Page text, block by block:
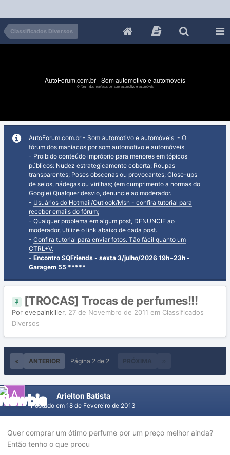
Classificados Diversos
AutoForum.com.br - Som automotivo e automóveis
O fórum dos maníacos por som automotivo e automóveis
AutoForum.com.br - Som automotivo e automóveis - O
fórum dos maníacos por som automotivo e automóveis
- Proibido conteúdo impróprio para menores em tópicos
públicos: Nudez estrategicamente coberta; Roupas
transparentes; Poses obscenas ou provocantes; Close-ups
de seios, nádegas ou virilhas; (em cumprimento a normas do
Google) Qualquer desvio, denuncie ao moderador.
- Usuários do Hotmail/Outlook/Msn - confira tutorial para
receber emails do fórum;
- Qualquer problema em algum post, DENUNCIE ao
moderador, utilize o link abaixo de cada post.
- Confira tutorial para enviar fotos. Tão fácil quanto um
CTRL+V.
- Encontro SQFriends - sexta 3/julho/2026 19h~23h -
Garagem 55 *****
[TROCAS] Trocas de perfumes!!!
Por evepainkiller, 27 de Novembro de 2011 em Classificados
Diversos
ANTERIOR PRÓXIMA
Página 2 de 2
Arielton Batista
Postado em 18 de Fevereiro de 2013
Quer comprar um ótimo perfume por um preço melhor ainda?
Então tenho o que procu